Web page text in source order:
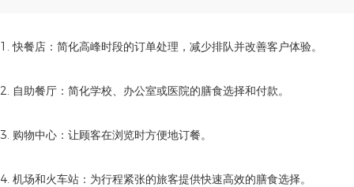
1. 快餐店：简化高峰时段的订单处理，减少排队并改善客户体验。
2. 自助餐厅：简化学校、办公室或医院的膳食选择和付款。
3. 购物中心：让顾客在浏览时方便地订餐。
4. 机场和火车站：为行程紧张的旅客提供快速高效的膳食选择。